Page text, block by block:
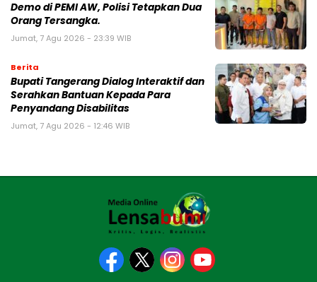
Demo di PEMI AW, Polisi Tetapkan Dua
Orang Tersangka.
Jumat, 7 Agu 2026 - 23:39 WIB
Berita
Bupati Tangerang Dialog Interaktif dan
Serahkan Bantuan Kepada Para
Penyandang Disabilitas
Jumat, 7 Agu 2026 - 12:46 WIB